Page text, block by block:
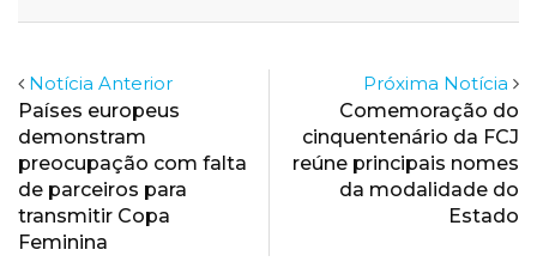
Notícia Anterior
Países europeus
demonstram
preocupação com falta
de parceiros para
transmitir Copa
Feminina
Próxima Notícia
Comemoração do
cinquentenário da FCJ
reúne principais nomes
da modalidade do
Estado